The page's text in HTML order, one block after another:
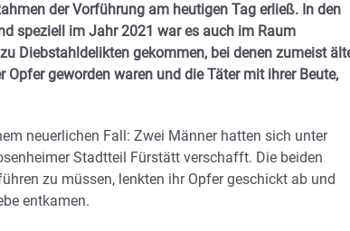
der Vorführung am heutigen Tag erließ. In den
speziell im Jahr 2021 war es auch im Raum
Diebstahldelikten gekommen, bei denen zumeist
Opfer geworden waren und die Täter mit ihrer Beute,
neuerlichen Fall: Zwei Männer hatten sich unter
Stadtteil Fürstätt verschafft. Die beiden
zu müssen, lenkten ihr Opfer geschickt ab und
entkamen.